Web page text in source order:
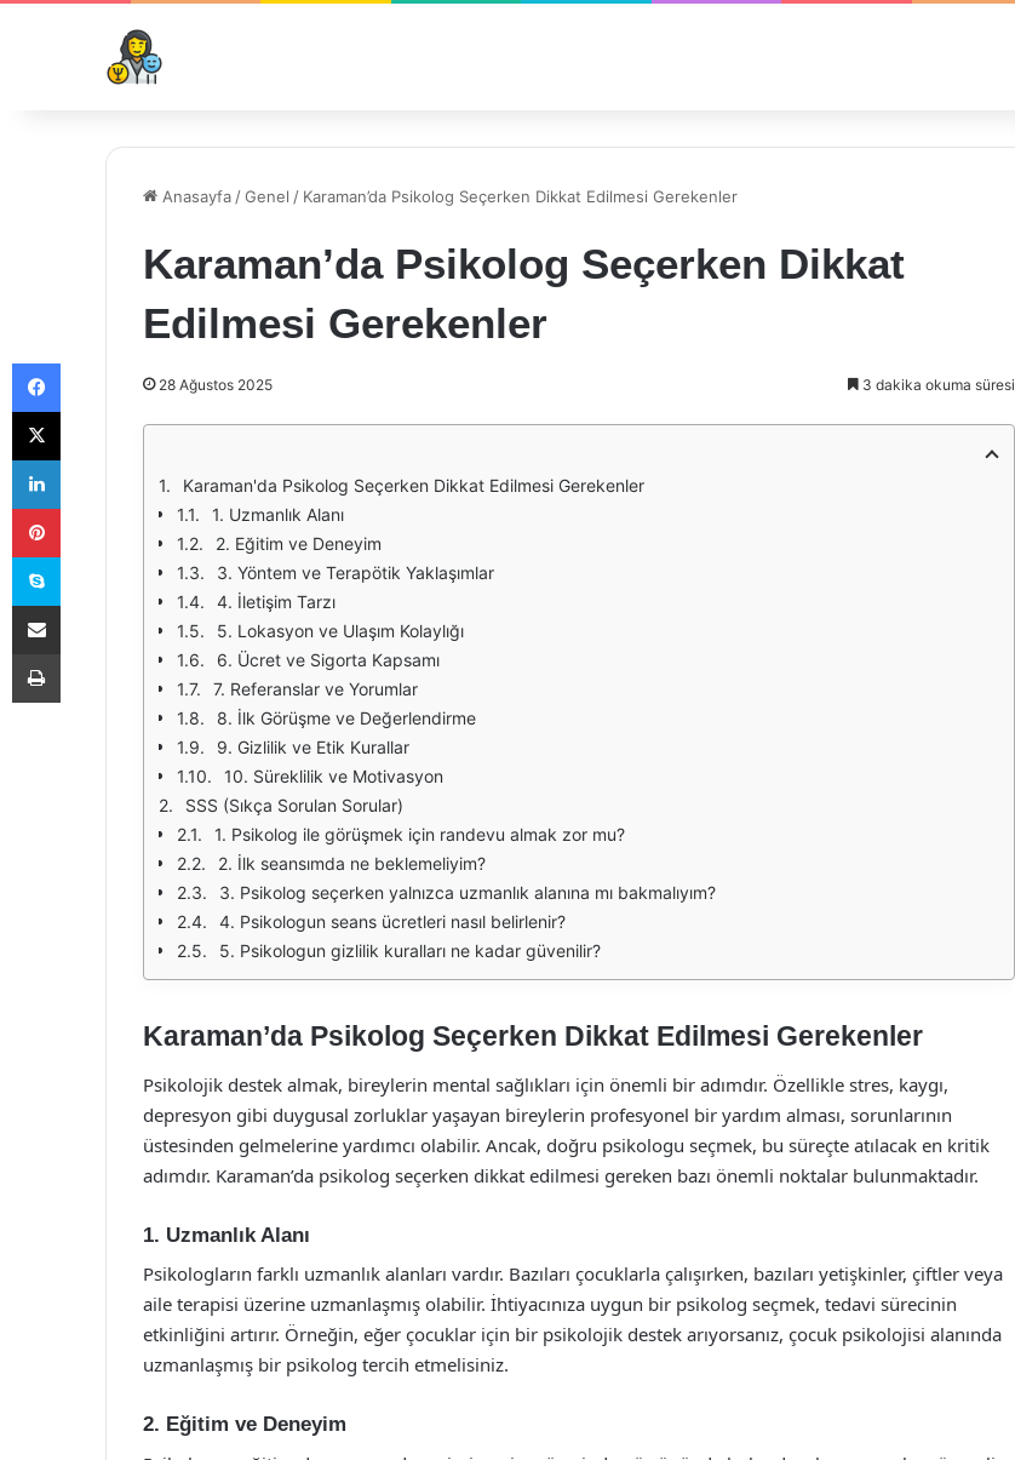
Anasayfa /Genel / Karaman’da Psikolog Seçerken Dikkat Edilmesi Gerekenler
Karaman’da Psikolog Seçerken Dikkat
Edilmesi Gerekenler
28 Ağustos 2025 3 dakika okuma süresi
Karaman'da Psikolog Seçerken Dikkat Edilmesi Gerekenler
1. Uzmanlık Alanı
2. Eğitim ve Deneyim
3. Yöntem ve Terapötik Yaklaşımlar
4. İletişim Tarzı
5. Lokasyon ve Ulaşım Kolaylığı
6. Ücret ve Sigorta Kapsamı
7. Referanslar ve Yorumlar
8. İlk Görüşme ve Değerlendirme
9. Gizlilik ve Etik Kurallar
10. Süreklilik ve Motivasyon
SSS (Sıkça Sorulan Sorular)
1. Psikolog ile görüşmek için randevu almak zor mu?
2. İlk seansımda ne beklemeliyim?
3. Psikolog seçerken yalnızca uzmanlık alanına mı bakmalıyım?
4. Psikologun seans ücretleri nasıl belirlenir?
5. Psikologun gizlilik kuralları ne kadar güvenilir?
Karaman’da Psikolog Seçerken Dikkat Edilmesi Gerekenler
Psikolojik destek almak, bireylerin mental sağlıkları için önemli bir adımdır. Özellikle stres, kaygı,
depresyon gibi duygusal zorluklar yaşayan bireylerin profesyonel bir yardım alması, sorunlarının
üstesinden gelmelerine yardımcı olabilir. Ancak, doğru psikologu seçmek, bu süreçte atılacak en kritik
adımdır. Karaman’da psikolog seçerken dikkat edilmesi gereken bazı önemli noktalar bulunmaktadır.
1. Uzmanlık Alanı
Psikologların farklı uzmanlık alanları vardır. Bazıları çocuklarla çalışırken, bazıları yetişkinler, çiftler veya
aile terapisi üzerine uzmanlaşmış olabilir. İhtiyacınıza uygun bir psikolog seçmek, tedavi sürecinin
etkinliğini artırır. Örneğin, eğer çocuklar için bir psikolojik destek arıyorsanız, çocuk psikolojisi alanında
uzmanlaşmış bir psikolog tercih etmelisiniz.
2. Eğitim ve Deneyim
Facebook
X
LinkedIn
Pinterest
Skype
E-Posta ile paylaş